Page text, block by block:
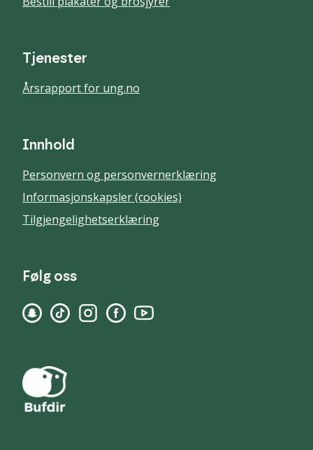
Tjenester
Årsrapport for ung.no
Innhold
Personvern og personvernerklæring
Informasjonskapsler (cookies)
Tilgjengelighetserklæring
Følg oss